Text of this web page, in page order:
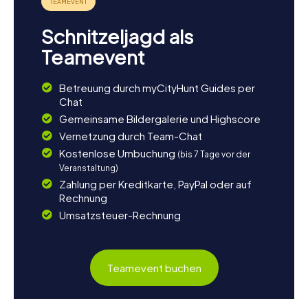
Schnitzeljagd als
Teamevent
Betreuung durch myCityHunt Guides per
Chat
Gemeinsame Bildergalerie und Highscore
Vernetzung durch Team-Chat
Kostenlose Umbuchung (bis 7 Tage vor der
Veranstaltung)
Zahlung per Kreditkarte, PayPal oder auf
Rechnung
Umsatzsteuer-Rechnung
Teamevent buchen